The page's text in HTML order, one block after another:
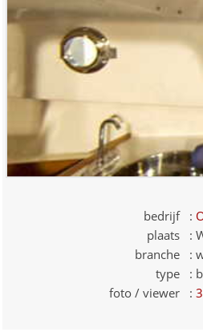
bedrijf :
plaats :
branche :
type :
foto / viewer :